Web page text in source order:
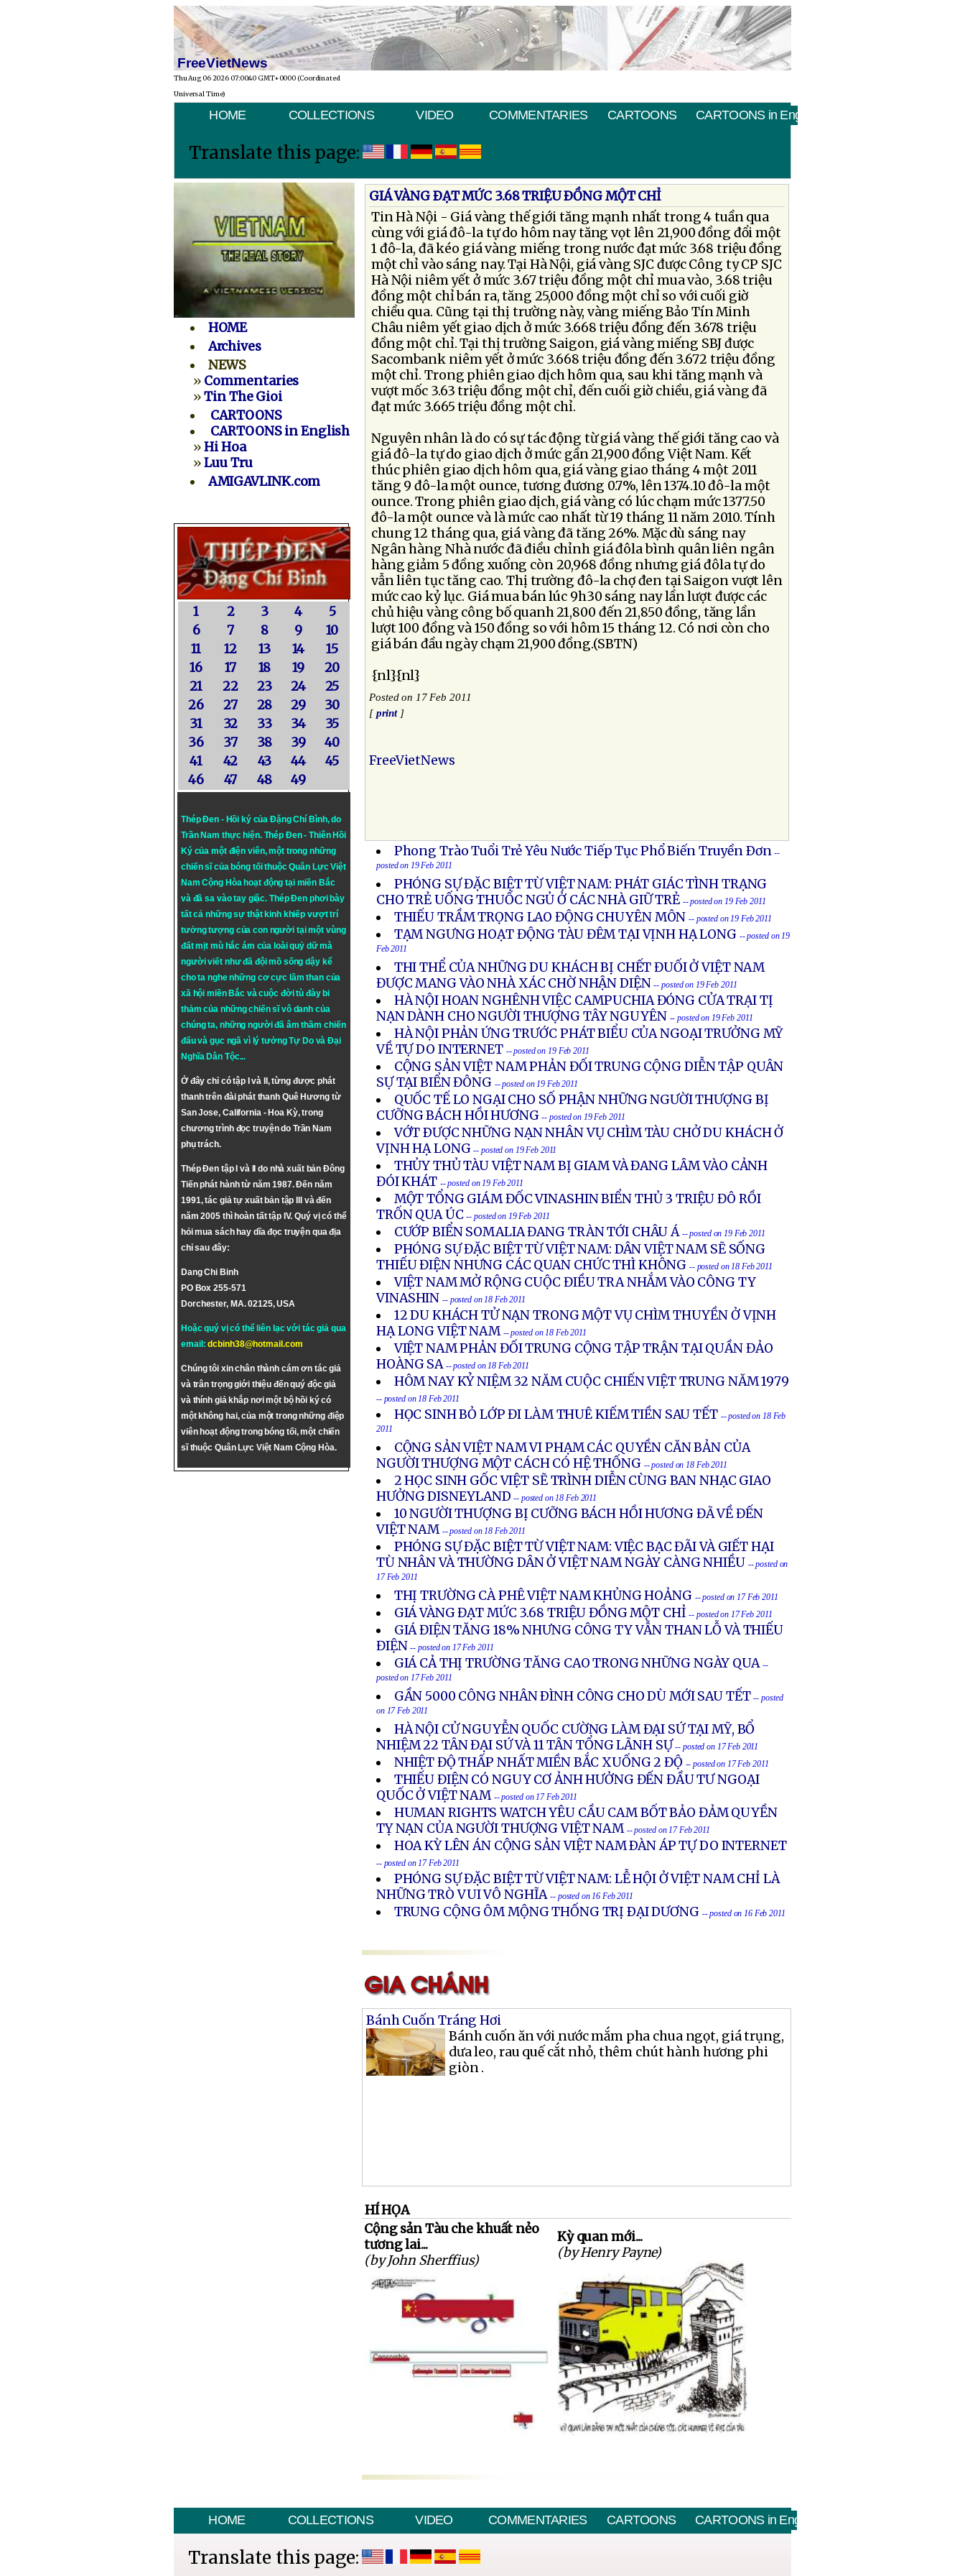
FreeVietNews
Thu Aug 06 2026 07:00:40 GMT+0000 (Coordinated
Universal Time)
HOME COLLECTIONS VIDEO COMMENTARIES CARTOONS CARTOONS in English
Translate this page:
HOME
Archives
NEWS
» Commentaries
»Tin The Gioi
CARTOONS
CARTOONS in English
»Hi Hoa
»Luu Tru
AMIGAVLINK.com
1 2 3 4
5
6
7 8 9
10
11
12 13 14
15
16
17 18 19
20
21
22 23 24
25
26
27 28 29
30
31
32 33 34
35
36
37 38 39
40
41
42 43 44
45
46
47 48 49
Thép Đen - Hồi ký của Đặng Chí Bình, do
Trần Nam thực hiện. Thép Đen- Thiên Hồi
Ký của một điện viên, một trong những
chiến sĩ của bóng tối thuộc Quân Lực Việt
Nam Cộng Hòa hoạt động tại miền Bắc
và đã sa vào tay giặc. Thép Đen phơi bày
tất cả những sự thật kinh khiếp vượt trí
tưởng tượng của con người tại một vùng
đất mịt mù hắc ám của loài quỷ dữ mà
người viết như đã đội mồ sống dậy kể
cho ta nghe những cơ cực lầm than của
xã hội miền Bắc và cuộc đời tù đày bi
thảm của những chiến sĩ vô danh của
chúng ta, những người đã âm thầm chiến
đấu và gục ngã vì lý tưởngTự DovàĐại
Nghĩa Dân Tộc...
Ở đây chỉ có tập I và II, từng được phát
thanh trên đài phát thanh Quê Hương từ
San Jose, California - Hoa Kỳ, trong
chương trình đọc truyện do Trần Nam
phụ trách.
Thép Đen tập I và II do nhà xuất bản Đông
Tiến phát hành từ năm 1987. Đến năm
1991, tác giả tự xuất bản tập III và đến
năm 2005 thì hoàn tất tập IV. Quý vị có thể
hỏi mua sách hay dĩa đọc truyện qua địa
chỉ sau đây:
Dang Chi Binh
PO Box 255-571
Dorchester, MA. 02125, USA
Hoặc quý vị có thể liên lạc với tác giả qua
email:dcbinh38@hotmail.com
Chúng tôi xin chân thành cám ơn tác giả
và trân trọng giới thiệu đến quý độc giả
và thính giả khắp nơi một bộ hồi ký có
một không hai, của một trong những điệp
viên hoạt động trong bóng tối, một chiến
sĩ thuộc Quân Lực Việt Nam Cộng Hòa.
GIÁ VÀNG ÐẠT MỨC 3.68 TRIỆU ÐỒNG MỘT CHỈ
Tin Hà Nội - Giá vàng thế giới tăng mạnh nhất trong 4 tuần qua
cùng với giá đô-la tự do hôm nay tăng vọt lên 21,900 đồng đổi một
1 đô-la, đã kéo giá vàng miếng trong nước đạt mức 3.68 triệu đồng
một chỉ vào sáng nay. Tại Hà Nội, giá vàng SJC được Công ty CP SJC
Hà Nội niêm yết ở mức 3.67 triệu đồng một chỉ mua vào, 3.68 triệu
đồng một chỉ bán ra, tăng 25,000 đồng một chỉ so với cuối giờ
chiều qua. Cũng tại thị trường này, vàng miếng Bảo Tín Minh
Châu niêm yết giao dịch ở mức 3.668 triệu đồng đến 3.678 triệu
đồng một chỉ. Tại thị trường Saigon, giá vàng miếng SBJ được
Sacombank niêm yết ở mức 3.668 triệu đồng đến 3.672 triệu đồng
một chỉ. Trong phiên giao dịch hôm qua, sau khi tăng mạnh và
vượt mốc 3.63 triệu đồng một chỉ, đến cuối giờ chiều, giá vàng đã
đạt mức 3.665 triệu đồng một chỉ.
Nguyên nhân là do có sự tác động từ giá vàng thế giới tăng cao và
giá đô-la tự do giao dịch ở mức gần 21,900 đồng Việt Nam. Kết
thúc phiên giao dịch hôm qua, giá vàng giao tháng 4 một 2011
tăng 9 đô-la một ounce, tương đương 0.7%, lên 1374.10 đô-la một
ounce. Trong phiên giao dịch, giá vàng có lúc chạm mức 1377.50
đô-la một ounce và là mức cao nhất từ 19 tháng 11 năm 2010. Tính
chung 12 tháng qua, giá vàng đã tăng 26%. Mặc dù sáng nay
Ngân hàng Nhà nước đã điều chỉnh giá đôla bình quân liên ngân
hàng giảm 5 đồng xuống còn 20,968 đồng nhưng giá đôla tự do
vẫn liên tục tăng cao. Thị trường đô-la chợ đen tại Saigon vượt lên
mức cao kỷ lục. Giá mua bán lúc 9h30 sáng nay lần lượt được các
chủ hiệu vàng công bố quanh 21,800 đến 21,850 đồng, tăng lần
lượt 100 đồng và 150 đồng so với hôm 15 tháng 12. Có nơi còn cho
giá bán đầu ngày chạm 21,900 đồng.(SBTN)
{nl}{nl}
Posted on 17 Feb 2011
[print]
FreeVietNews
Phong Trào Tuổi Trẻ Yêu Nước Tiếp Tục Phổ Biến Truyền Ðơn--
posted on 19 Feb 2011
PHÓNG SỰ ĐẶC BIỆT TỪ VIỆT NAM: PHÁT GIÁC TÌNH TRẠNG
CHO TRẺ UỐNG THUỐC NGỦ Ở CÁC NHÀ GIỮ TRẺ -- posted on 19 Feb 2011
THIẾU TRẦM TRỌNG LAO ĐỘNG CHUYÊN MÔN-- posted on 19 Feb 2011
TẠM NGƯNG HOẠT ĐỘNG TÀU ĐÊM TẠI VỊNH HẠ LONG -- posted on 19
Feb 2011
THI THỂ CỦA NHỮNG DU KHÁCH BỊ CHẾT ĐUỐI Ở VIỆT NAM
ĐƯỢC MANG VÀO NHÀ XÁC CHỜ NHẬN DIỆN -- posted on 19 Feb 2011
HÀ NỘI HOAN NGHÊNH VIỆC CAMPUCHIA ĐÓNG CỬA TRẠI TỊ
NẠN DÀNH CHO NGƯỜI THƯỢNG TÂY NGUYÊN -- posted on 19 Feb 2011
HÀ NỘI PHẢN ỨNG TRƯỚC PHÁT BIỂU CỦA NGOẠI TRƯỞNG MỸ
VỀ TỰ DO INTERNET -- posted on 19 Feb 2011
CỘNG SẢN VIỆT NAM PHẢN ĐỐI TRUNG CỘNG DIỄN TẬP QUÂN
SỰ TẠI BIỂN ĐÔNG -- posted on 19 Feb 2011
QUỐC TẾ LO NGẠI CHO SỐ PHẬN NHỮNG NGƯỜI THƯỢNG BỊ
CƯỠNG BÁCH HỒI HƯƠNG -- posted on 19 Feb 2011
VỚT ÐƯỢC NHỮNG NẠN NHÂN VỤ CHÌM TÀU CHỞ DU KHÁCH Ở
VỊNH HẠ LONG -- posted on 19 Feb 2011
THỦY THỦ TÀU VIỆT NAM BỊ GIAM VÀ ĐANG LÂM VÀO CẢNH
ĐÓI KHÁT -- posted on 19 Feb 2011
MỘT TỔNG GIÁM ĐỐC VINASHIN BIỂN THỦ 3 TRIỆU ĐÔ RỒI
TRỐN QUA ÚC -- posted on 19 Feb 2011
CƯỚP BIỂN SOMALIA ĐANG TRÀN TỚI CHÂU Á -- posted on 19 Feb 2011
PHÓNG SỰ ĐẶC BIỆT TỪ VIỆT NAM: DÂN VIỆT NAM SẼ SỐNG
THIẾU ĐIỆN NHƯNG CÁC QUAN CHỨC THÌ KHÔNG -- posted on 18 Feb 2011
VIỆT NAM MỞ RỘNG CUỘC ĐIỀU TRA NHẮM VÀO CÔNG TY
VINASHIN -- posted on 18 Feb 2011
12 DU KHÁCH TỬ NẠN TRONG MỘT VỤ CHÌM THUYỀN Ở VỊNH
HẠ LONG VIỆT NAM -- posted on 18 Feb 2011
VIỆT NAM PHẢN ĐỐI TRUNG CỘNG TẬP TRẬN TẠI QUẦN ĐẢO
HOÀNG SA -- posted on 18 Feb 2011
HÔM NAY KỶ NIỆM 32 NĂM CUỘC CHIẾN VIỆT TRUNG NĂM 1979
-- posted on 18 Feb 2011
HỌC SINH BỎ LỚP ĐI LÀM THUÊ KIẾM TIỀN SAU TẾT -- posted on 18 Feb
2011
CỘNG SẢN VIỆT NAM VI PHẠM CÁC QUYỀN CĂN BẢN CỦA
NGƯỜI THƯỢNG MỘT CÁCH CÓ HỆ THỐNG -- posted on 18 Feb 2011
2 HỌC SINH GỐC VIỆT SẼ TRÌNH DIỄN CÙNG BAN NHẠC GIAO
HƯỞNG DISNEYLAND -- posted on 18 Feb 2011
10 NGƯỜI THƯỢNG BỊ CƯỠNG BÁCH HỒI HƯƠNG ĐÃ VỀ ĐẾN
VIỆT NAM -- posted on 18 Feb 2011
PHÓNG SỰ ĐẶC BIỆT TỪ VIỆT NAM: VIỆC BẠC ĐÃI VÀ GIẾT HẠI
TÙ NHÂN VÀ THƯỜNG DÂN Ở VIỆT NAM NGÀY CÀNG NHIỀU -- posted on
17 Feb 2011
THỊ TRƯỜNG CÀ PHÊ VIỆT NAM KHỦNG HOẢNG -- posted on 17 Feb 2011
GIÁ VÀNG ĐẠT MỨC 3.68 TRIỆU ĐỒNG MỘT CHỈ-- posted on 17 Feb 2011
GIÁ ĐIỆN TĂNG 18% NHƯNG CÔNG TY VẪN THAN LỖ VÀ THIẾU
ĐIỆN -- posted on 17 Feb 2011
GIÁ CẢ THỊ TRƯỜNG TĂNG CAO TRONG NHỮNG NGÀY QUA --
posted on 17 Feb 2011
GẦN 5000 CÔNG NHÂN ÐÌNH CÔNG CHO DÙ MỚI SAU TẾT-- posted
on 17 Feb 2011
HÀ NỘI CỬ NGUYỄN QUỐC CƯỜNG LÀM ĐẠI SỨ TẠI MỸ, BỔ
NHIỆM 22 TÂN ĐẠI SỨ VÀ 11 TÂN TỔNG LÃNH SỰ -- posted on 17 Feb 2011
NHIỆT ĐỘ THẤP NHẤT MIỀN BẮC XUỐNG 2 ĐỘ -- posted on 17 Feb 2011
THIẾU ĐIỆN CÓ NGUY CƠ ẢNH HƯỞNG ĐẾN ĐẦU TƯ NGOẠI
QUỐC Ở VIỆT NAM -- posted on 17 Feb 2011
HUMAN RIGHTS WATCH YÊU CẦU CAM BỐT BẢO ĐẢM QUYỀN
TỴ NẠN CỦA NGƯỜI THƯỢNG VIỆT NAM -- posted on 17 Feb 2011
HOA KỲ LÊN ÁN CỘNG SẢN VIỆT NAM ÐÀN ÁP TỰ DO INTERNET
-- posted on 17 Feb 2011
PHÓNG SỰ ĐẶC BIỆT TỪ VIỆT NAM: LỄ HỘI Ở VIỆT NAM CHỈ LÀ
NHỮNG TRÒ VUI VÔ NGHĨA -- posted on 16 Feb 2011
TRUNG CỘNG ÔM MỘNG THỐNG TRỊ ÐẠI DƯƠNG -- posted on 16 Feb 2011
Bánh Cuốn Tráng Hơi
Bánh cuốn ăn với nước mắm pha chua ngọt, giá trụng,
dưa leo, rau quế cắt nhỏ, thêm chút hành hương phi
giòn .
HÍ HỌA
Cộng sản Tàu che khuất nẻo
tương lai...
(by John Sherffius)
Kỳ quan mới...
(by Henry Payne)
HOME COLLECTIONS VIDEO COMMENTARIES CARTOONS CARTOONS in English
Translate this page: